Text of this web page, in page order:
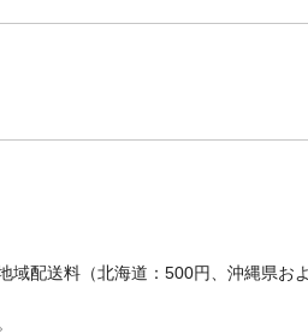
配送料（北海道：500円、沖縄県